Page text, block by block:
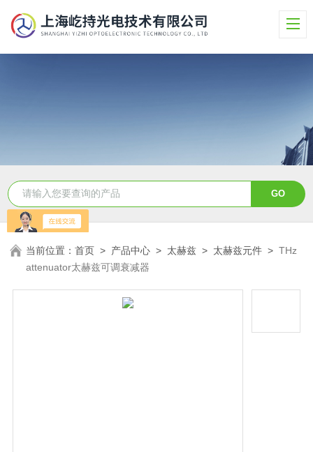
当前位置：首页 > 产品中心 > 太赫兹 > 太赫兹元件 >THz
attenuator太赫兹可调衰减器